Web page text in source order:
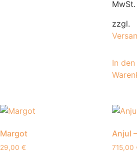
MwSt.
zzgl.
In den
Margot
29,00 €
Anjul
715,00